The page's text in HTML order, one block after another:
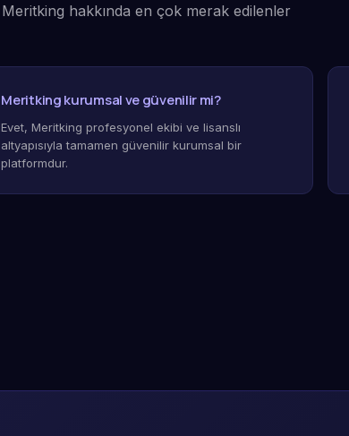
Meritking hakkında en çok merak edilenler
Meritking kurumsal ve güvenilir mi?
Evet, Meritking profesyonel ekibi ve lisanslı
altyapısıyla tamamen güvenilir kurumsal bir
platformdur.